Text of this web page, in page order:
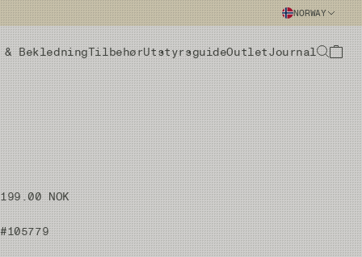
NORWAY
& BekledningTilbehørUtstyrsguideOutletJournal
199.00 NOK
#105779